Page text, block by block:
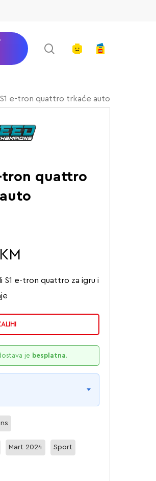
searchaccount
e-tron quattro trkaće auto
tron quattro
KM
e-tron quattro za igru i
je besplatna.
Mart 2024 Sport